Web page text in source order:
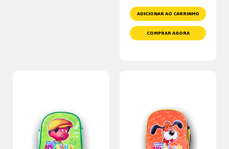
ADICIONAR AO CARRINHO
COMPRAR AGORA